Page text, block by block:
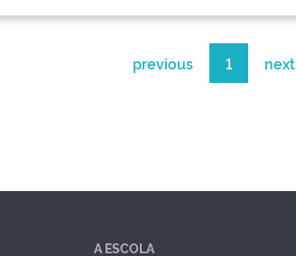
previous 1 next
A ESCOLA